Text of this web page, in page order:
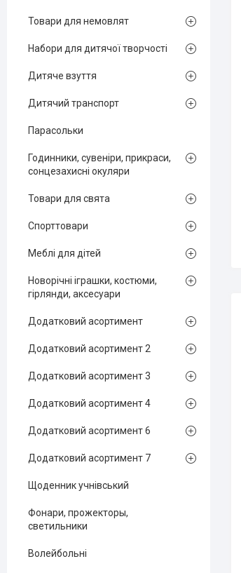
Товари для немовлят
Набори для дитячої творчості
Дитяче взуття
Дитячий транспорт
Парасольки
Годинники, сувеніри, прикраси,
сонцезахисні окуляри
Товари для свята
Спорттовари
Меблі для дітей
Новорічні іграшки, костюми,
гірлянди, аксесуари
Додатковий асортимент
Додатковий асортимент 2
Додатковий асортимент 3
Додатковий асортимент 4
Додатковий асортимент 6
Додатковий асортимент 7
Щоденник учнівський
Фонари, прожекторы,
светильники
Волейбольні